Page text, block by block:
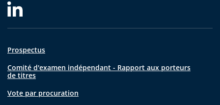
Prospectus
Comité d'examen indépendant - Rapport aux porteurs
de titres
Vote par procuration